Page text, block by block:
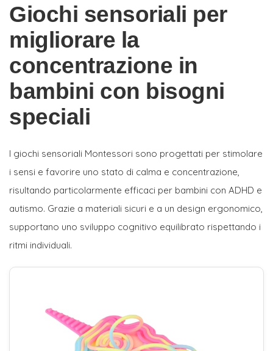
Giochi sensoriali per
migliorare la
concentrazione in
bambini con bisogni
speciali
I giochi sensoriali Montessori sono progettati per stimolare
i sensi e favorire uno stato di calma e concentrazione,
risultando particolarmente efficaci per bambini con ADHD e
autismo. Grazie a materiali sicuri e a un design ergonomico,
supportano uno sviluppo cognitivo equilibrato rispettando i
ritmi individuali.